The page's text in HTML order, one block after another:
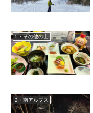
5・その他の山
2・南アルプス